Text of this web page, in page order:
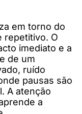
em torno do
repetitivo. O
imediato e a
de um
ruído
pausas são
A atenção
a